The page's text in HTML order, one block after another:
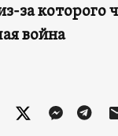
за которого
война